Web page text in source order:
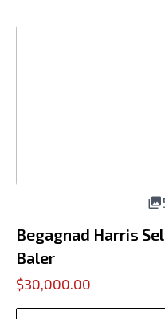
Begagnad Harris
Baler
$30,000.00